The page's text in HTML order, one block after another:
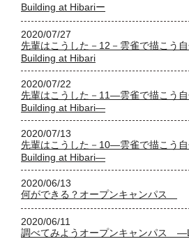
Building at Hibariー
2020/07/27
先輩はこうした－12－雲雀で描こう
Building at Hibari
2020/07/22
先輩はこうした－11―雲雀で描こう
Building at Hibari―
2020/07/13
先輩はこうした－10―雲雀で描こう
Building at Hibari―
2020/06/13
何ができる？オープンキャンパス
2020/06/11
調べてみようオープンキャンパス